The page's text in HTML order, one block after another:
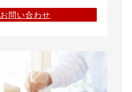
お問い合わせ